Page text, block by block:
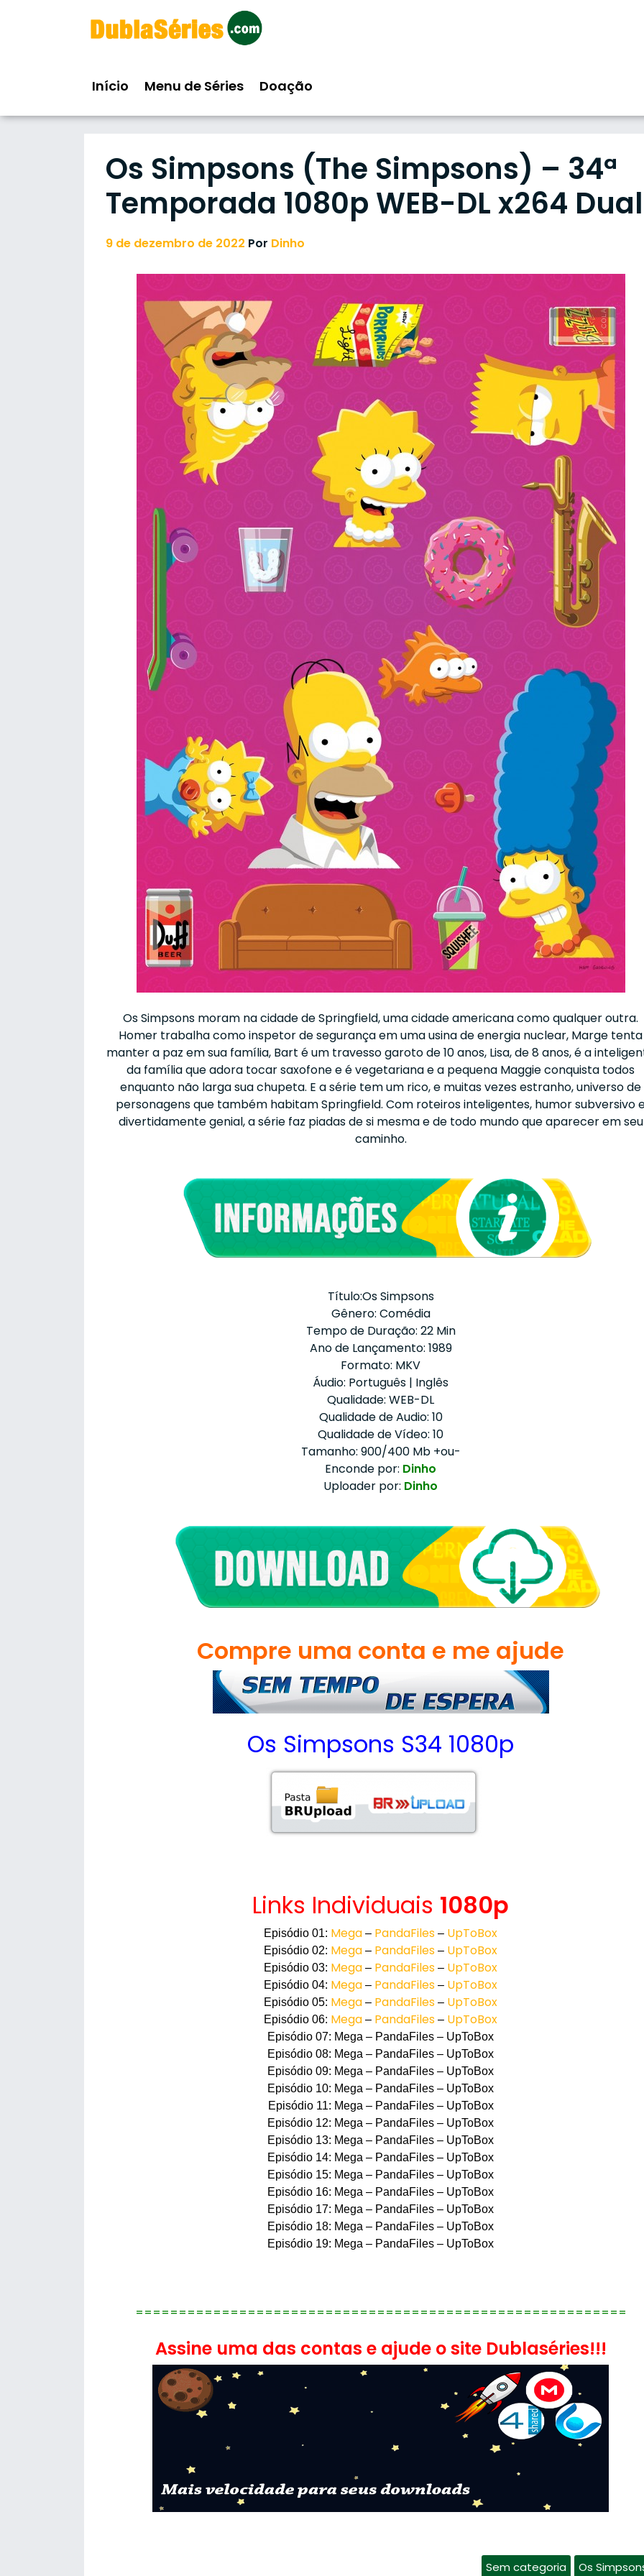
Início Menu de Séries Doação
Os Simpsons (The Simpsons) – 34ª
Temporada 1080p WEB-DL x264 Dual
9 de dezembro de 2022 Por Dinho
Os Simpsons moram na cidade de Springfield, uma cidade americana como qualquer outra.
Homer trabalha como inspetor de segurança em uma usina de energia nuclear, Marge tenta
manter a paz em sua família, Bart é um travesso garoto de 10 anos, Lisa, de 8 anos, é a
da família que adora tocar saxofone e é vegetariana e a pequena Maggie conquista todos
enquanto não larga sua chupeta. E a série tem um rico, e muitas vezes estranho, universo de
personagens que também habitam Springfield. Com roteiros inteligentes, humor subversivo
divertidamente genial, a série faz piadas de si mesma e de todo mundo que aparecer em seu
caminho.
Título:Os Simpsons
Gênero: Comédia
Tempo de Duração: 22 Min
Ano de Lançamento: 1989
Formato: MKV
Áudio: Português | Inglês
Qualidade: WEB-DL
Qualidade de Audio: 10
Qualidade de Vídeo: 10
Tamanho: 900/400 Mb +ou-
Enconde por: Dinho
Uploader por: Dinho
Compre uma conta e me ajude
Os Simpsons S34 1080p
Links Individuais 1080p
Episódio 01: Mega – PandaFiles – UpToBox
Episódio 02: Mega – PandaFiles – UpToBox
Episódio 03: Mega – PandaFiles – UpToBox
Episódio 04: Mega – PandaFiles – UpToBox
Episódio 05: Mega – PandaFiles – UpToBox
Episódio 06: Mega – PandaFiles – UpToBox
Episódio 07: Mega – PandaFiles – UpToBox
Episódio 08: Mega – PandaFiles – UpToBox
Episódio 09: Mega – PandaFiles – UpToBox
Episódio 10: Mega – PandaFiles – UpToBox
Episódio 11: Mega – PandaFiles – UpToBox
Episódio 12: Mega – PandaFiles – UpToBox
Episódio 13: Mega – PandaFiles – UpToBox
Episódio 14: Mega – PandaFiles – UpToBox
Episódio 15: Mega – PandaFiles – UpToBox
Episódio 16: Mega – PandaFiles – UpToBox
Episódio 17: Mega – PandaFiles – UpToBox
Episódio 18: Mega – PandaFiles – UpToBox
Episódio 19: Mega – PandaFiles – UpToBox
=========================================================
Assine uma das contas e ajude o site Dublaséries!!!
Sem categoria Os